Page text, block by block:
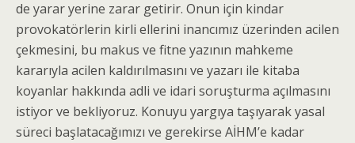
de yarar yerine zarar getirir. Onun için kindar
provokatörlerin kirli ellerini inancımız üzerinden acilen
çekmesini, bu makus ve fitne yazının mahkeme
kararıyla acilen kaldırılmasını ve yazarı ile kitaba
koyanlar hakkında adli ve idari soruşturma açılmasını
istiyor ve bekliyoruz. Konuyu yargıya taşıyarak yasal
süreci başlatacağımızı ve gerekirse AİHM’e kadar